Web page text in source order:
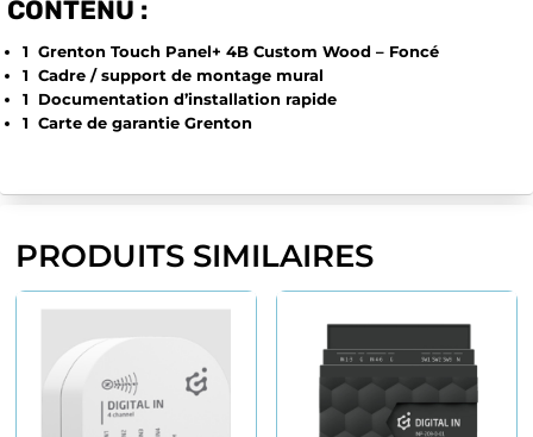
CONTENU :
1 Grenton Touch Panel+ 4B Custom Wood – Foncé
1 Cadre / support de montage mural
1 Documentation d’installation rapide
1 Carte de garantie Grenton
PRODUITS SIMILAIRES